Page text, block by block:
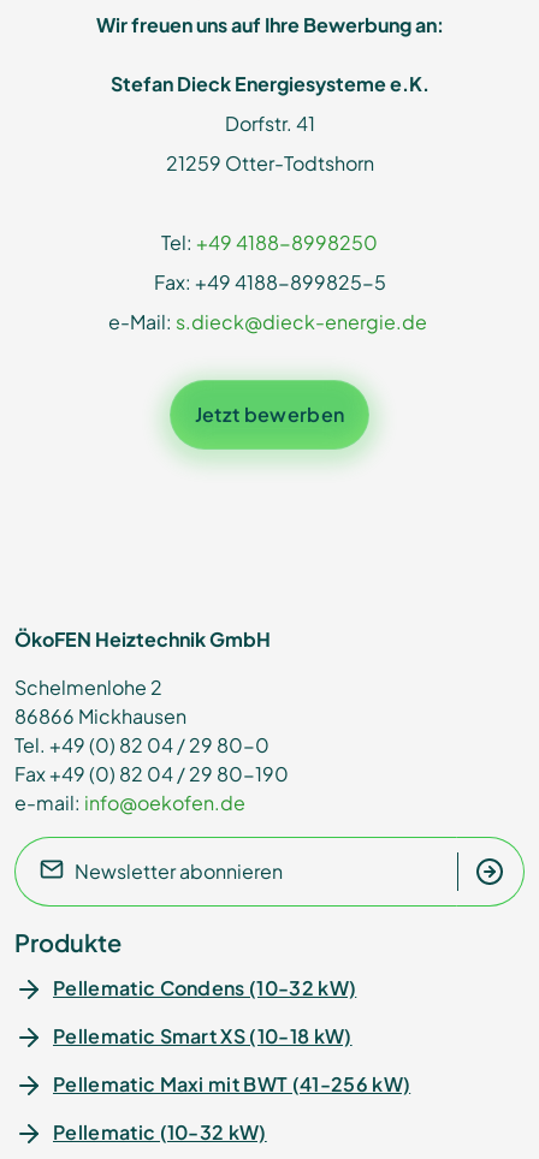
Wir freuen uns auf Ihre Bewerbung an:
Stefan Dieck Energiesysteme e.K.
Dorfstr. 41
21259 Otter-Todtshorn
Tel: +49 4188-8998250
Fax: +49 4188-899825-5
e-Mail: s.dieck@dieck-energie.de
Jetzt bewerben
ÖkoFEN Heiztechnik GmbH
Schelmenlohe 2
86866 Mickhausen
Tel. +49 (0) 82 04 / 29 80-0
Fax +49 (0) 82 04 / 29 80-190
e-mail: info@oekofen.de
Newsletter abonnieren
Produkte
Pellematic Condens (10-32 kW)
Pellematic Smart XS (10-18 kW)
Pellematic Maxi mit BWT (41-256 kW)
Pellematic (10-32 kW)